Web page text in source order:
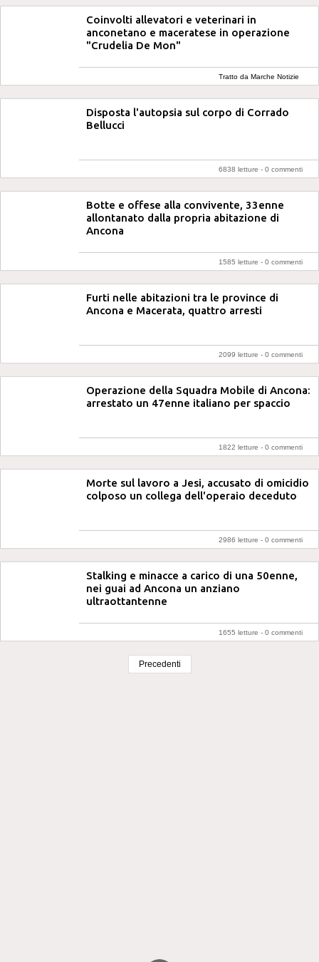
Coinvolti allevatori e veterinari in
anconetano e maceratese in operazione
"Crudelia De Mon"
Tratto da Marche Notizie
Disposta l'autopsia sul corpo di Corrado
Bellucci
6838 letture - 0 commenti
Botte e offese alla convivente, 33enne
allontanato dalla propria abitazione di
Ancona
1585 letture - 0 commenti
Furti nelle abitazioni tra le province di
Ancona e Macerata, quattro arresti
2099 letture - 0 commenti
Operazione della Squadra Mobile di Ancona:
arrestato un 47enne italiano per spaccio
1822 letture - 0 commenti
Morte sul lavoro a Jesi, accusato di omicidio
colposo un collega dell'operaio deceduto
2986 letture - 0 commenti
Stalking e minacce a carico di una 50enne,
nei guai ad Ancona un anziano
ultraottantenne
1655 letture - 0 commenti
Precedenti